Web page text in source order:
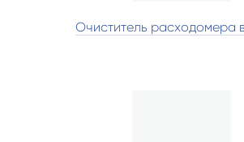
Очиститель расходомера